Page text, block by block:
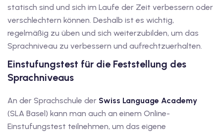
statisch sind und sich im Laufe der Zeit verbessern oder
verschlechtern können. Deshalb ist es wichtig,
regelmäßig zu üben und sich weiterzubilden, um das
Sprachniveau zu verbessern und aufrechtzuerhalten.
Einstufungstest für die Feststellung des
Sprachniveaus
An der Sprachschule der Swiss Language Academy
(SLA Basel) kann man auch an einem Online-
Einstufungstest teilnehmen, um das eigene